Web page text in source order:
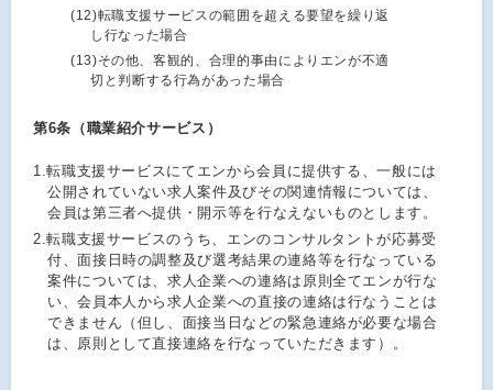
(12)転職支援サービスの範囲を超える要望を繰り返
し行なった場合
(13)その他、客観的、合理的事由によりエンが不適
切と判断する行為があった場合
第6条（職業紹介サービス）
1.転職支援サービスにてエンから会員に提供する、一般には
公開されていない求人案件及びその関連情報については、
会員は第三者へ提供・開示等を行なえないものとします。
2.転職支援サービスのうち、エンのコンサルタントが応募受
付、面接日時の調整及び選考結果の連絡等を行なっている
案件については、求人企業への連絡は原則全てエンが行な
い、会員本人から求人企業への直接の連絡は行なうことは
できません（但し、面接当日などの緊急連絡が必要な場合
は、原則として直接連絡を行なっていただきます）。